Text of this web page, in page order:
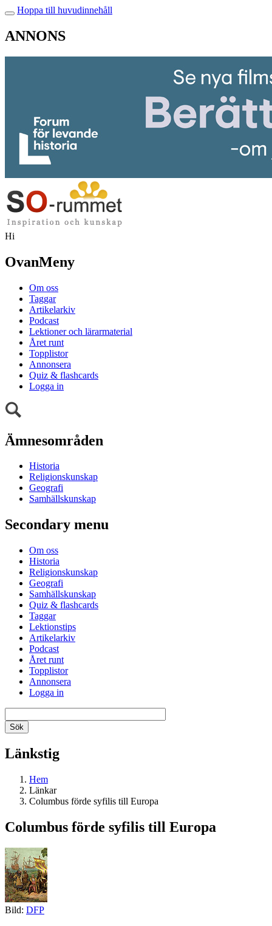
Hoppa till huvudinnehåll
ANNONS
Hi
OvanMeny
Om oss
Taggar
Artikelarkiv
Podcast
Lektioner och lärarmaterial
Året runt
Topplistor
Annonsera
Quiz & flashcards
Logga in
Ämnesområden
Historia
Religionskunskap
Geografi
Samhällskunskap
Secondary menu
Om oss
Historia
Religionskunskap
Geografi
Samhällskunskap
Quiz & flashcards
Taggar
Lektionstips
Artikelarkiv
Podcast
Året runt
Topplistor
Annonsera
Logga in
Länkstig
Hem
Länkar
Columbus förde syfilis till Europa
Columbus förde syfilis till Europa
Bild: DFP